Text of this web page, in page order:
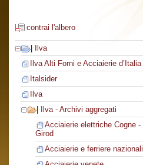
contrai l'albero
Ilva
Ilva Alti Forni e Acciaierie d’Italia
Italsider
Ilva
Ilva - Archivi aggregati
Acciaierie elettriche Cogne -
Girod
Acciaierie e ferriere nazionali